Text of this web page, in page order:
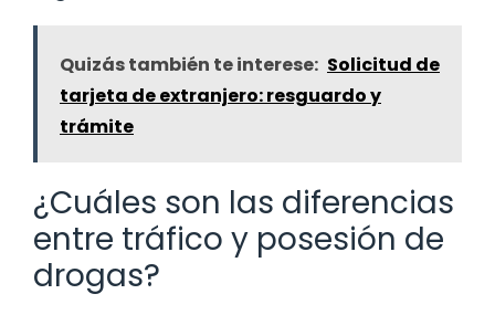
Quizás también te interese: Solicitud de
tarjeta de extranjero: resguardo y
trámite
¿Cuáles son las diferencias
entre tráfico y posesión de
drogas?